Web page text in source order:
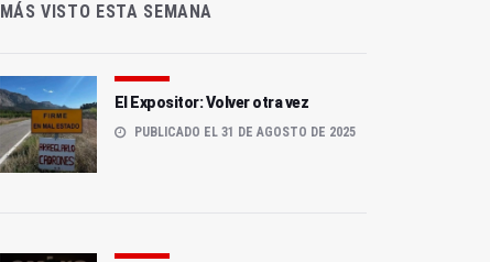
MÁS VISTO ESTA SEMANA
El Expositor: Volver otra vez
PUBLICADO EL 31 DE AGOSTO DE 2025